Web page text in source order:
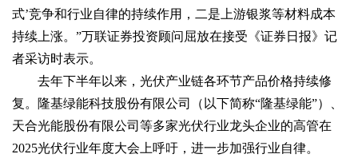
式’竞争和行业自律的持续作用，二是上游银浆等材料成本
持续上涨。”万联证券投资顾问屈放在接受《证券日报》记
者采访时表示。
去年下半年以来，光伏产业链各环节产品价格持续修
复。隆基绿能科技股份有限公司（以下简称“隆基绿能”）、
天合光能股份有限公司等多家光伏行业龙头企业的高管在
2025光伏行业年度大会上呼吁，进一步加强行业自律。